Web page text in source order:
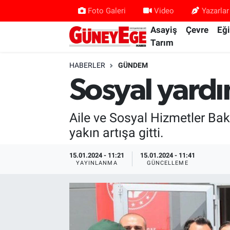
Foto Galeri Video Yazarlar
Asayiş Çevre
Tarım
HABERLER GÜNDEM
Sosyal
Aile ve Sosyal Hizmetler
yakın artışa gitti.
15.01.2024 - 11:21
YAYINLANMA
15.01.2024 - 11:41
GÜNCELLEME
İstanbul Hava Durumu
İstanbul Trafik Yoğunluk Haritası
Süper Lig Puan Durumu ve Fikstür
Tüm Manşetler